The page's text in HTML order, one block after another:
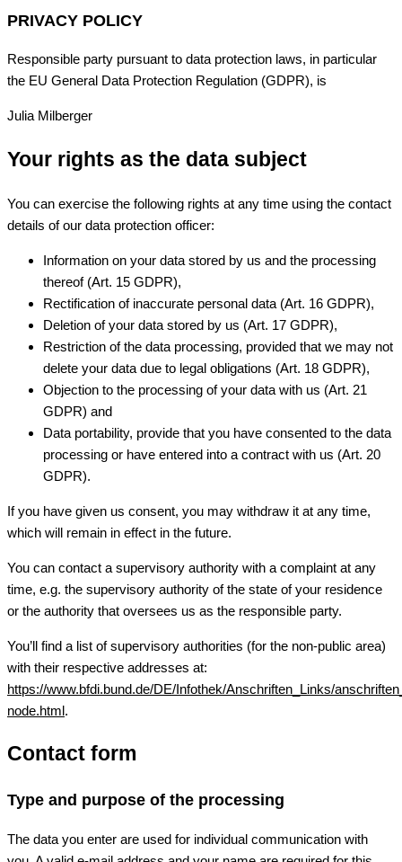
PRIVACY POLICY
Responsible party pursuant to data protection laws, in particular
the EU General Data Protection Regulation (GDPR), is
Julia Milberger
Your rights as the data subject
You can exercise the following rights at any time using the contact
details of our data protection officer:
Information on your data stored by us and the processing
thereof (Art. 15 GDPR),
Rectification of inaccurate personal data (Art. 16 GDPR),
Deletion of your data stored by us (Art. 17 GDPR),
Restriction of the data processing, provided that we may not
delete your data due to legal obligations (Art. 18 GDPR),
Objection to the processing of your data with us (Art. 21
GDPR) and
Data portability, provide that you have consented to the data
processing or have entered into a contract with us (Art. 20
GDPR).
If you have given us consent, you may withdraw it at any time,
which will remain in effect in the future.
You can contact a supervisory authority with a complaint at any
time, e.g. the supervisory authority of the state of your residence
or the authority that oversees us as the responsible party.
You’ll find a list of supervisory authorities (for the non-public area)
with their respective addresses at:
https://www.bfdi.bund.de/DE/Infothek/Anschriften_Links/
node.html.
Contact form
Type and purpose of the processing
The data you enter are used for individual communication with